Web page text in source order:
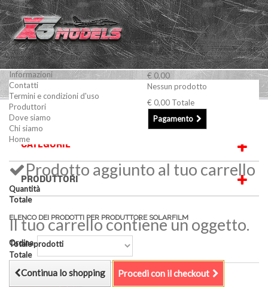
Informazioni
Contatti
Termini e condizioni d'uso
Produttori
Dove siamo
Chi siamo
Home
€ 0,00
Nessun prodotto
€ 0,00 Totale
Pagamento
Prodotto aggiunto al tuo carrello
Quantità
Totale
Il tuo carrello contiene un oggetto.
Totale prodotti
Totale
Continua lo shopping Procedi con il checkout
CATEGORIE
PRODUTTORI
ELENCO DEI PRODOTTI PER PRODUTTORE SOLARFILM
Ordina